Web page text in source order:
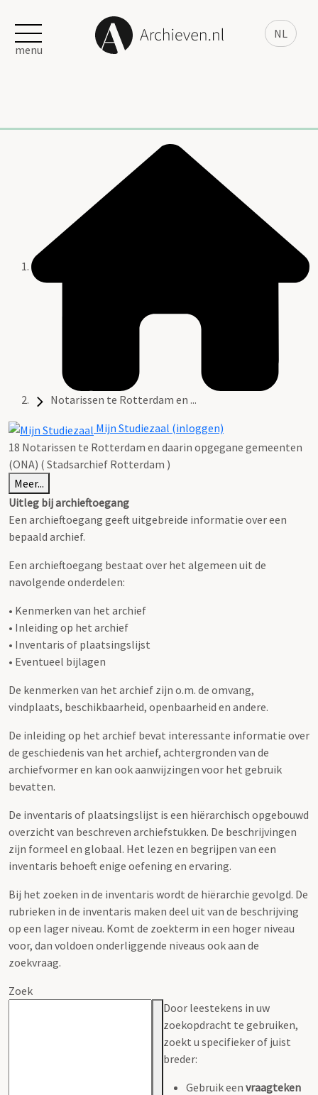
NL
menu
Notarissen te Rotterdam en ...
Mijn Studiezaal (inloggen)
18 Notarissen te Rotterdam en daarin opgegane gemeenten
(ONA) ( Stadsarchief Rotterdam )
Meer...
Uitleg bij archieftoegang
Een archieftoegang geeft uitgebreide informatie over een
bepaald archief.
Een archieftoegang bestaat over het algemeen uit de
navolgende onderdelen:
• Kenmerken van het archief
• Inleiding op het archief
• Inventaris of plaatsingslijst
• Eventueel bijlagen
De kenmerken van het archief zijn o.m. de omvang,
vindplaats, beschikbaarheid, openbaarheid en andere.
De inleiding op het archief bevat interessante informatie over
de geschiedenis van het archief, achtergronden van de
archiefvormer en kan ook aanwijzingen voor het gebruik
bevatten.
De inventaris of plaatsingslijst is een hiërarchisch opgebouwd
overzicht van beschreven archiefstukken. De beschrijvingen
zijn formeel en globaal. Het lezen en begrijpen van een
inventaris behoeft enige oefening en ervaring.
Bij het zoeken in de inventaris wordt de hiërarchie gevolgd. De
rubrieken in de inventaris maken deel uit van de beschrijving
op een lager niveau. Komt de zoekterm in een hoger niveau
voor, dan voldoen onderliggende niveaus ook aan de
zoekvraag.
Zoek
Door leestekens in uw
zoekopdracht te gebruiken,
zoekt u specifieker of juist
breder:
Gebruik een vraagteken